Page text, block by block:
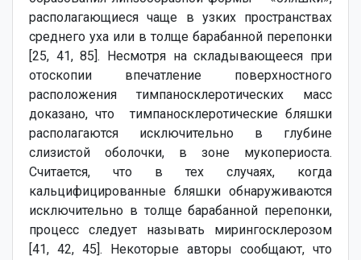
располагающиеся чаще в узких пространствах
среднего уха или в толще барабанной перепонки
[25, 41, 85]. Несмотря на складывающееся при
отоскопии впечатление поверхностного
расположения тимпаносклеротических масс
доказано, что тимпаносклеротические бляшки
располагаются исключительно в глубине
слизистой оболочки, в зоне мукопериоста.
Считается, что в тех случаях, когда
кальцифицированные бляшки обнаруживаются
исключительно в толще барабанной перепонки,
процесс следует называть мирингосклерозом
[41, 42, 45]. Некоторые авторы сообщают, что